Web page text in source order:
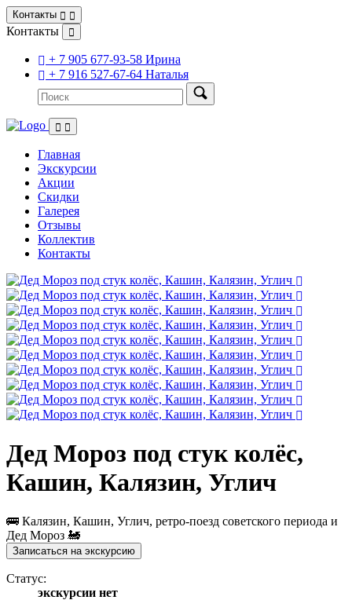
Контакты
Контакты
+ 7 905 677-93-58 Ирина
+ 7 916 527-67-64 Наталья
Главная
Экскурсии
Акции
Скидки
Галерея
Отзывы
Коллектив
Контакты
Дед Мороз под стук колёс,
Кашин, Калязин, Углич
🚌 Калязин, Кашин, Углич, ретро-поезд советского периода и
Дед Мороз 🚂
Записаться на экскурсию
Статус:
экскурсии нет